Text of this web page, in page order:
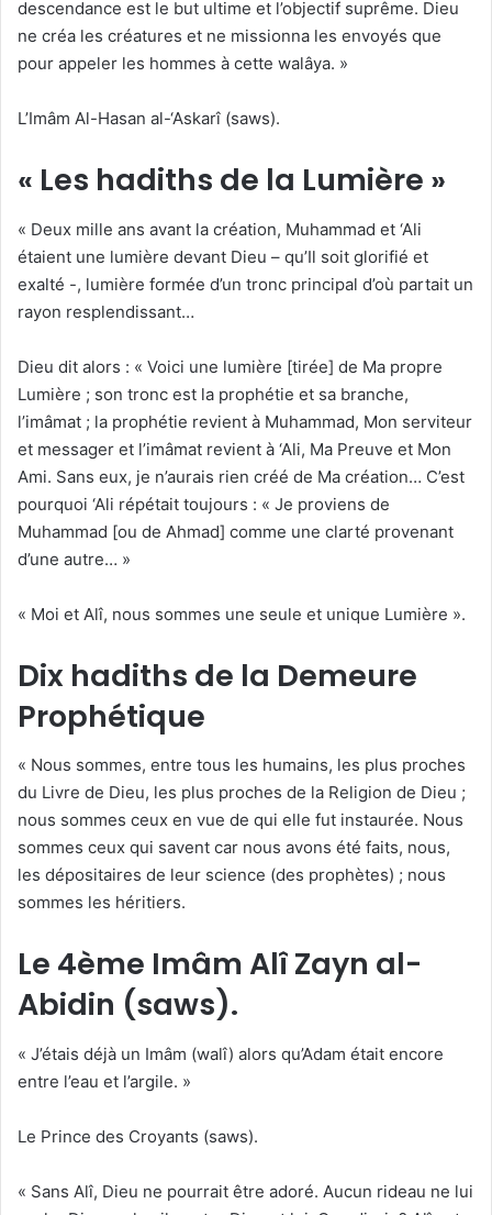
descendance est le but ultime et l’objectif suprême. Dieu
ne créa les créatures et ne missionna les envoyés que
pour appeler les hommes à cette walâya. »
L’Imâm Al-Hasan al-‘Askarî (saws).
« Les hadiths de la Lumière »
« Deux mille ans avant la création, Muhammad et ‘Ali
étaient une lumière devant Dieu – qu’Il soit glorifié et
exalté -, lumière formée d’un tronc principal d’où partait un
rayon resplendissant…
Dieu dit alors : « Voici une lumière [tirée] de Ma propre
Lumière ; son tronc est la prophétie et sa branche,
l’imâmat ; la prophétie revient à Muhammad, Mon serviteur
et messager et l’imâmat revient à ‘Ali, Ma Preuve et Mon
Ami. Sans eux, je n’aurais rien créé de Ma création… C’est
pourquoi ‘Ali répétait toujours : « Je proviens de
Muhammad [ou de Ahmad] comme une clarté provenant
d’une autre… »
« Moi et Alî, nous sommes une seule et unique Lumière ».
Dix hadiths de la Demeure
Prophétique
« Nous sommes, entre tous les humains, les plus proches
du Livre de Dieu, les plus proches de la Religion de Dieu ;
nous sommes ceux en vue de qui elle fut instaurée. Nous
sommes ceux qui savent car nous avons été faits, nous,
les dépositaires de leur science (des prophètes) ; nous
sommes les héritiers.
Le 4ème Imâm Alî Zayn al-
Abidin (saws).
« J’étais déjà un Imâm (walî) alors qu’Adam était encore
entre l’eau et l’argile. »
Le Prince des Croyants (saws).
« Sans Alî, Dieu ne pourrait être adoré. Aucun rideau ne lui